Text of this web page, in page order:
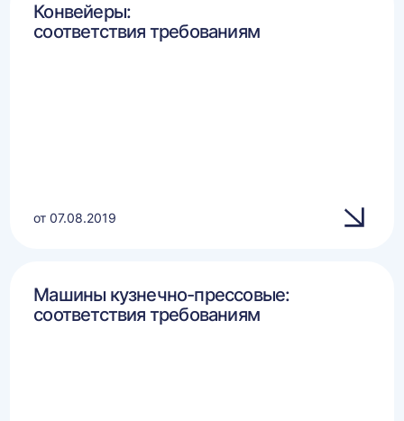
Конвейеры:
соответствия требованиям
от 07.08.2019
Машины кузнечно-прессовые:
соответствия требованиям